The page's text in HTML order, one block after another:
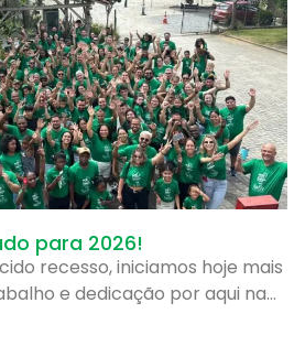
para 2026!
recesso, iniciamos hoje mais
e dedicação por aqui na
a mesma missão de